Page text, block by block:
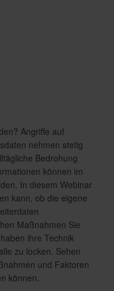
Angriffe auf
nehmen stetig
Bedrohung
können im
In diesem Webinar
kann, ob die eigene
Maßnahmen Sie
ihre Technik
zu locken. Sehen
und Faktoren
können.